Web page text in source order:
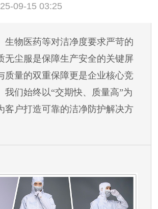
09-15 03:25
生物医药等对洁净度要求严苛的
无尘服是保障生产安全的关键屏
质量的双重保障更是企业核心竞
我们始终以“交期快、质量高”为
客户打造可靠的洁净防护解决方